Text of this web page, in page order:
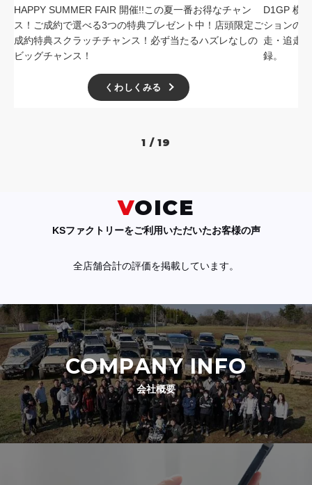
HAPPY SUMMER FAIR 開催!!この夏一番お得なチャン
ス！ご成約で選べる3つの特典プレゼント中！店頭限定ご
成約特典スクラッチチャンス！必ず当たるハズレなしの
ビッグチャンス！
くわしくみる
D1GP 横
ションの
走・追走
録。
1 / 19
VOICE
KSファクトリーをご利用いただいたお客様の声
全店舗合計の評価を掲載しています。
COMPANY INFO
会社概要